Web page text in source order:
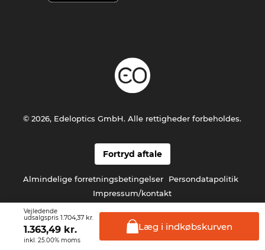
Vejledende
udsalgspris 1.704,37 kr.
1.363,49 kr.
inkl. 25.00% moms
Læg i indkøbskurven
Fortryd aftale
Almindelige forretningsbetingelser
Persondatapolitik
Impressum/kontakt
© 2026, Edeloptics GmbH. Alle rettigheder forbeholdes.